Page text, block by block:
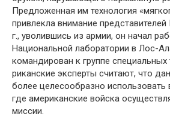
Предложенная им технология
привлекла внимание представителей
г., уволившись из армии, он начал
Национальной лаборатории в Лос-
командирован к группе
риканские эксперты считают, что
более целесообразно использовать
где американские войска
миссии.